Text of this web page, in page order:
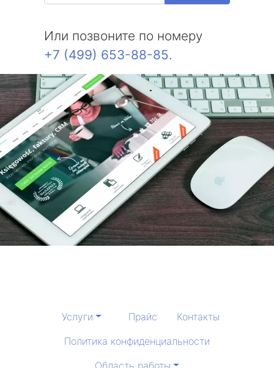
Или позвоните по номеру
+7 (499) 653-88-85.
Услуги Прайс
Контакты
Политика конфиденциальности
Область работы